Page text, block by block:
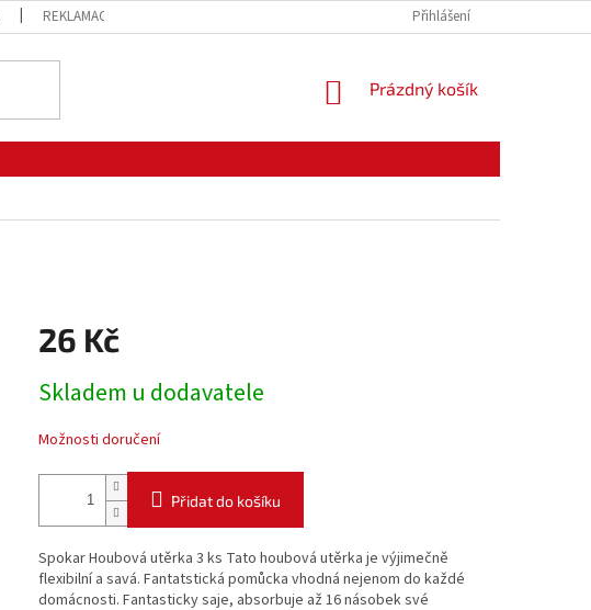
REKLAMACE ZBOŽÍ PODMÍNKY OCHRANY
Přihlášení
NÁKUPNÍ
Prázdný košík
26 Kč
cena:
Skladem u dodavatele
Možnosti doručení
Přidat do košíku
Spokar Houbová utěrka 3 ks Tato houbová utěrka je výjimečně
flexibilní a savá. Fantatstická pomůcka vhodná nejenom do každé
domácnosti. Fantasticky saje, absorbuje až 16 násobek své